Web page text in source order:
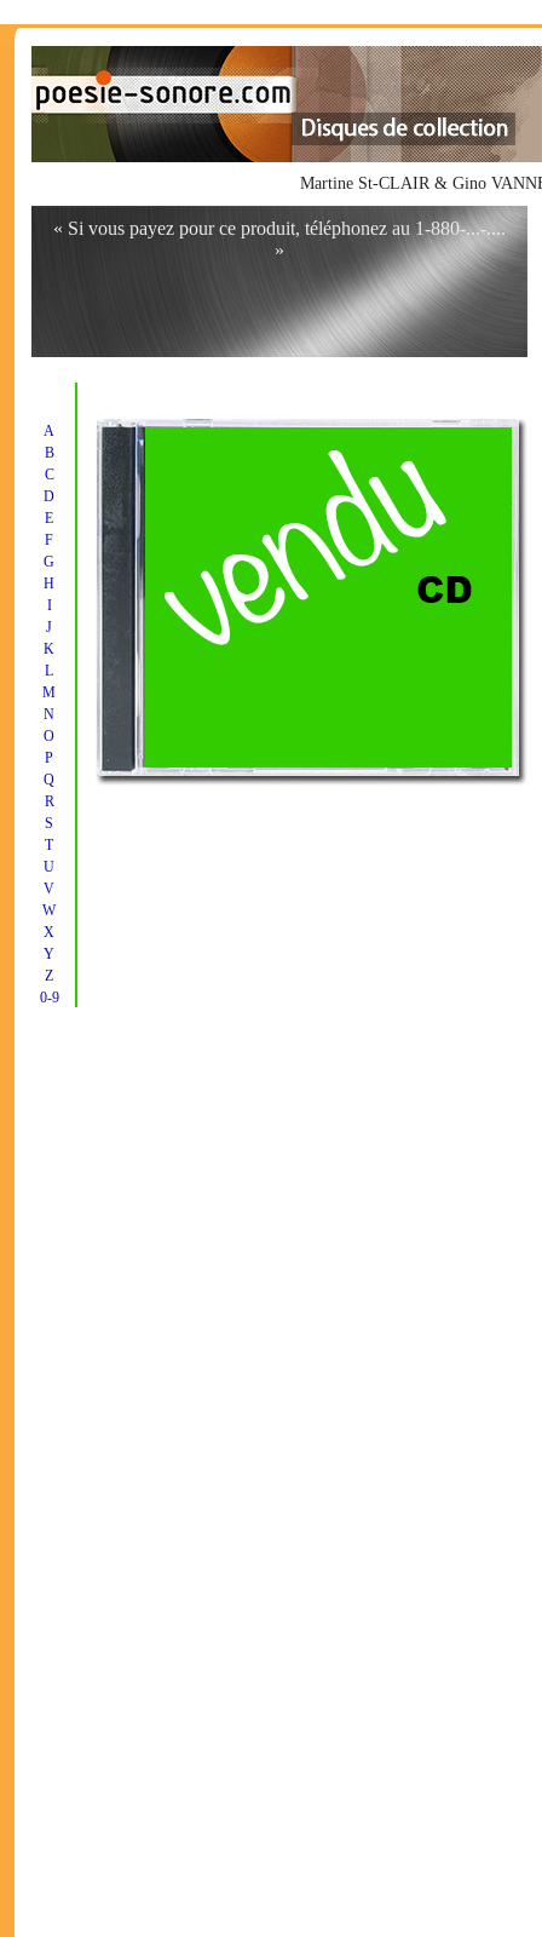
Martine St-CLAIR & Gino
« Si vous payez pour ce produit, téléphonez au 1-880-...-....
»
A
B
C
D
E
F
G
H
I
J
K
L
M
N
O
P
Q
R
S
T
U
V
W
X
Y
Z
0-9